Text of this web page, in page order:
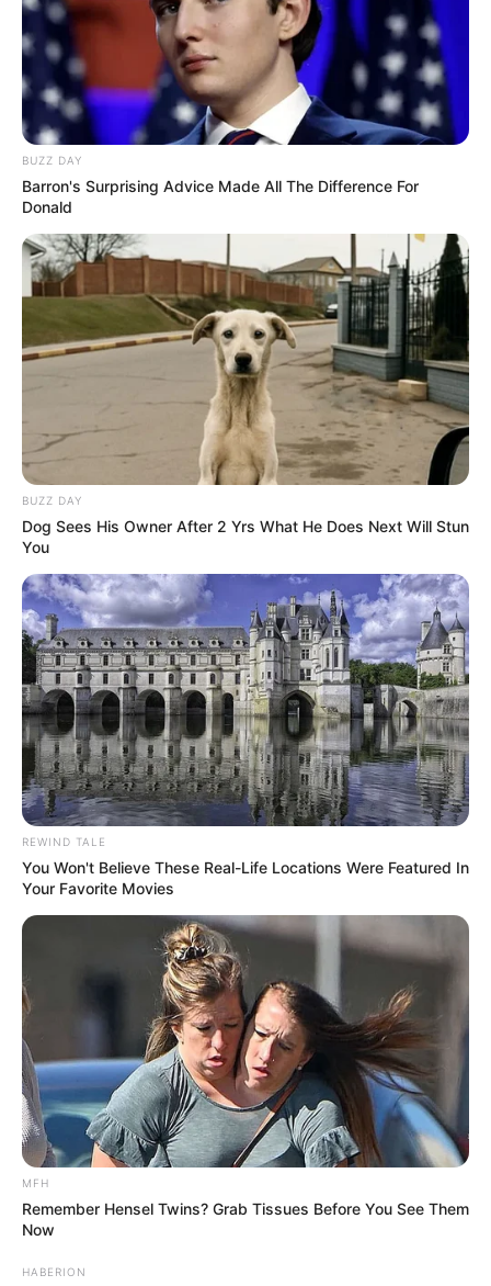
BUZZ DAY
Barron's Surprising Advice Made All The Difference For
Donald
BUZZ DAY
Dog Sees His Owner After 2 Yrs What He Does Next Will Stun
You
REWIND TALE
You Won't Believe These Real-Life Locations Were Featured In
Your Favorite Movies
MFH
Remember Hensel Twins? Grab Tissues Before You See Them
Now
HABERION